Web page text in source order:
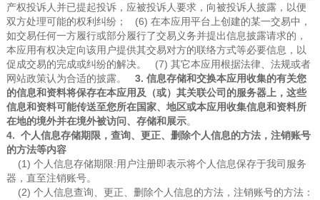
产权投诉人并已提起投诉，应被投诉人要求，向被投诉人披露，以便
双方处理可能的权利纠纷； (6) 在本应用平台上创建的某一交易中，
如交易任何一方履行或部分履行了交易义务并提出信息披露请求的，
本应用有权决定向该用户提供其交易对方的联络方式等必要信息，以
促成交易的完成或纠纷的解决。 (7) 其它本应用根据法律、法规或者
网站政策认为合适的披露。
3. 信息存储和交换本应用收集的有关您
的信息和资料将保存在本应用及（或）其关联公司的服务器上，这些
信息和资料可能传送至您所在国家、地区或本应用收集信息和资料所
在地的境外并在境外被访问、存储和展示。
4. 个人信息存储期限，查询、更正、删除个人信息的方法，注销账号
的方法等内容
(1) 个人信息存储期限:用户注册即表示将个人信息保存于我司服务
器，直至注销账号。
(2) 个人信息查询、更正、删除个人信息的方法，注销账号的方法：